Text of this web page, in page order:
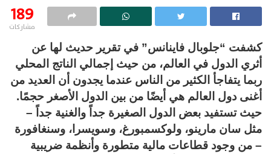
189
مشاركات
كشفت “جلوبال فاينانس” في تقرير حديث لها عن
أثري الدول في العالم، من حيث إجمالي الناتج المحلي
ربما يتفاجأ الكثير من الناس عندما يجدون أن العديد من
أغنى دول العالم هي أيضًا من بين الدول الأصغر حجمًا.
حيث تستفيد بعض الدول الصغيرة جداً والغنية جداً –
مثل سان مارينو، ولوكسمبورغ، وسويسرا، وسنغافورة
– من وجود قطاعات مالية متطورة وأنظمة ضريبية